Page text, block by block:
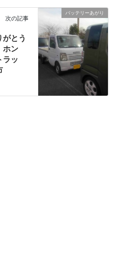
バッテリーあがり
次の記事
がとう
ホン
ッ